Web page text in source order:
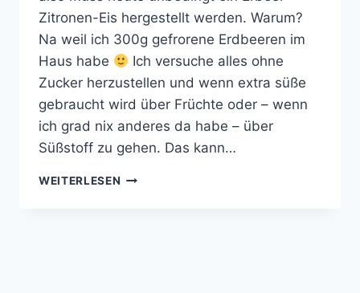
Zitronen-Eis hergestellt werden. Warum?
Na weil ich 300g gefrorene Erdbeeren im
Haus habe
Ich versuche alles ohne
Zucker herzustellen und wenn extra süße
gebraucht wird über Früchte oder – wenn
ich grad nix anderes da habe – über
Süßstoff zu gehen. Das kann…
WEITERLESEN ERDBEER-